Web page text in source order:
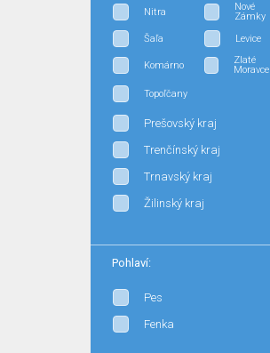
Nitra
Nové
Zámky
Šaľa
Levice
Komárno
Zlaté
Moravce
Topoľčany
Prešovský kraj
Trenčínský kraj
Trnavský kraj
Žilinský kraj
Pohlaví:
Pes
Fenka